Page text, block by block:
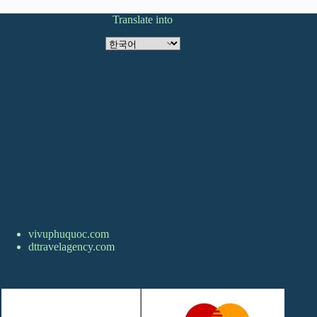
Translate into
Translate
into
vivuphuquoc.com
dttravelagency.com